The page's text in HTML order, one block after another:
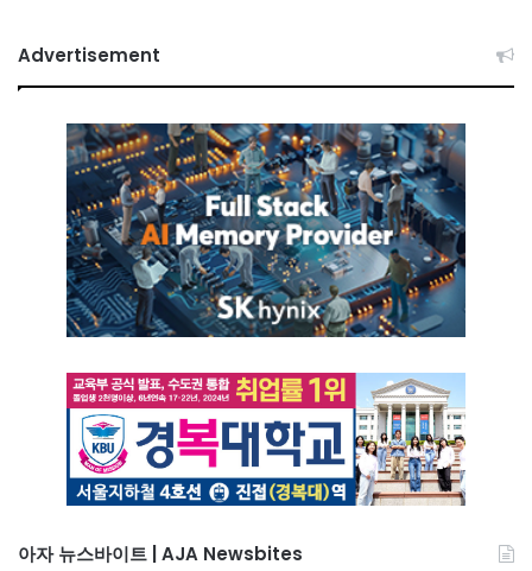
Advertisement
아자 뉴스바이트 | AJA Newsbites